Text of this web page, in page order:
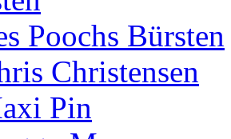
Poochs Bürsten
Christensen
Pin